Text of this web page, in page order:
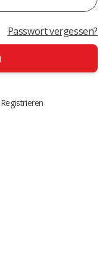
Passwort vergessen?
Registrieren